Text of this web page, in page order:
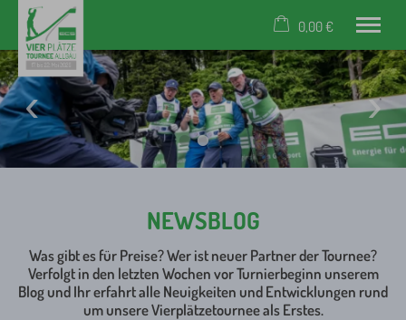
Event
News
Turnierplätze
Partner
Tel.: +49 (0) 83 22 / 300 40 59
0,00 €
×
Warenkorb ist leer
NEWSBLOG
Was gibt es für Preise? Wer ist neuer Partner der Tournee?
Verfolgt in den letzten Wochen vor Turnierbeginn unserem
Blog und Ihr erfahrt alle Neuigkeiten und Entwicklungen rund
um unsere Vierplätzetournee als Erstes.